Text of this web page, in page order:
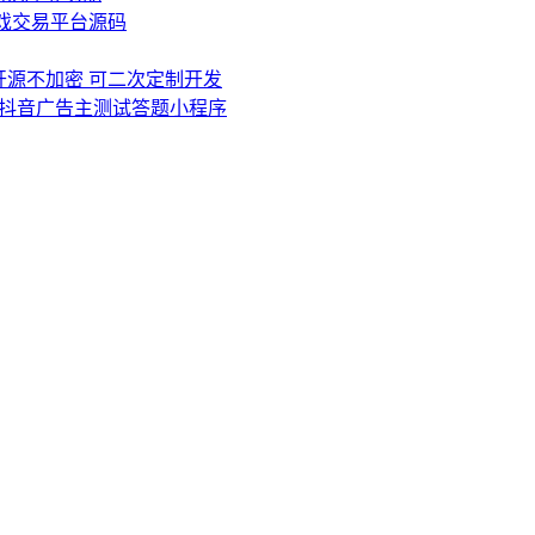
交易平台源码
源不加密 可二次定制开发
音广告主测试答题小程序